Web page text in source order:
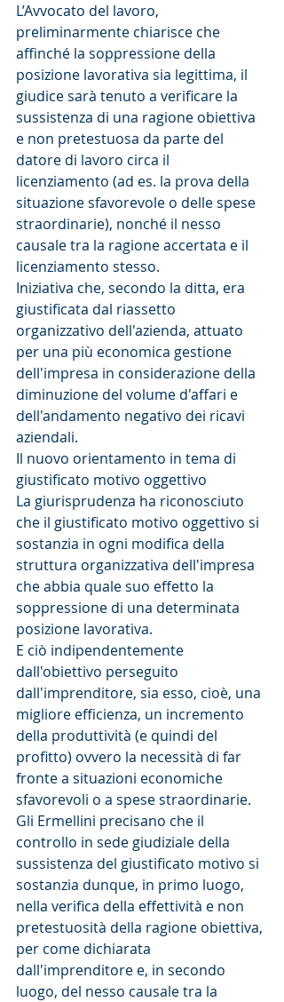
L’Avvocato del lavoro,
preliminarmente chiarisce che
affinché la soppressione della
posizione lavorativa sia legittima, il
giudice sarà tenuto a verificare la
sussistenza di una ragione obiettiva
e non pretestuosa da parte del
datore di lavoro circa il
licenziamento (ad es. la prova della
situazione sfavorevole o delle spese
straordinarie), nonché il nesso
causale tra la ragione accertata e il
licenziamento stesso.
Iniziativa che, secondo la ditta, era
giustificata dal riassetto
organizzativo dell'azienda, attuato
per una più economica gestione
dell'impresa in considerazione della
diminuzione del volume d'affari e
dell'andamento negativo dei ricavi
aziendali.
Il nuovo orientamento in tema di
giustificato motivo oggettivo
La giurisprudenza ha riconosciuto
che il giustificato motivo oggettivo si
sostanzia in ogni modifica della
struttura organizzativa dell'impresa
che abbia quale suo effetto la
soppressione di una determinata
posizione lavorativa.
E ciò indipendentemente
dall'obiettivo perseguito
dall'imprenditore, sia esso, cioè, una
migliore efficienza, un incremento
della produttività (e quindi del
profitto) ovvero la necessità di far
fronte a situazioni economiche
sfavorevoli o a spese straordinarie.
Gli Ermellini precisano che il
controllo in sede giudiziale della
sussistenza del giustificato motivo si
sostanzia dunque, in primo luogo,
nella verifica della effettività e non
pretestuosità della ragione obiettiva,
per come dichiarata
dall'imprenditore e, in secondo
luogo, del nesso causale tra la